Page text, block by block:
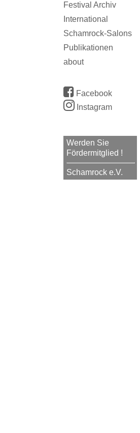
Festival Archiv
International
Schamrock-Salons
Publikationen
about
Facebook
Instagram
Werden Sie
Fördermitglied !
Schamrock e.V.